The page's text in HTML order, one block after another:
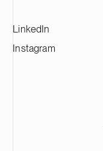
LinkedIn
Instagram